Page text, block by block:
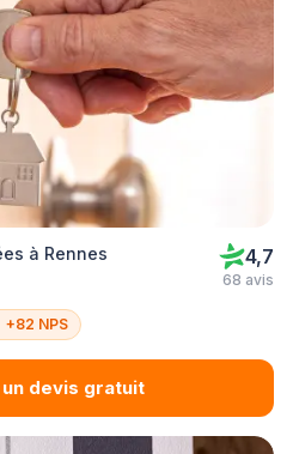
à Rennes 4,7
68 avis
+82 NPS
devis gratuit